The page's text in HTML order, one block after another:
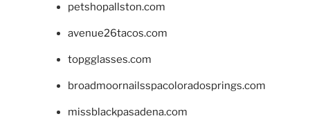
petshopallston.com
avenue26tacos.com
topgglasses.com
broadmoornailsspacoloradosprings.com
missblackpasadena.com